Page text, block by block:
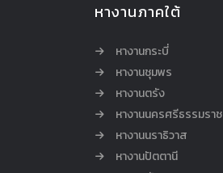
หางานภาคใต้
หางานกระบี่
หางานชุมพร
หางานตรัง
หางานนครศรีธรรมราช
หางานนราธิวาส
หางานปัตตานี